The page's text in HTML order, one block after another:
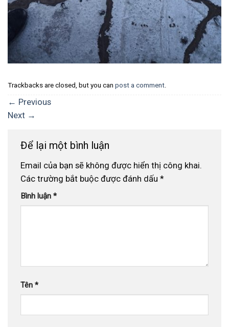
Trackbacks are closed, but you can post a comment.
← Previous
Next →
Để lại một bình luận
Email của bạn sẽ không được hiển thị công khai.
Các trường bắt buộc được đánh dấu *
Bình luận *
Tên *